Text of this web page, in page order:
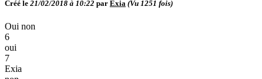
Créé le 21/02/2018 à 10:22 par Exia (Vu 1251 fois)
Oui non
6
oui
7
Exia